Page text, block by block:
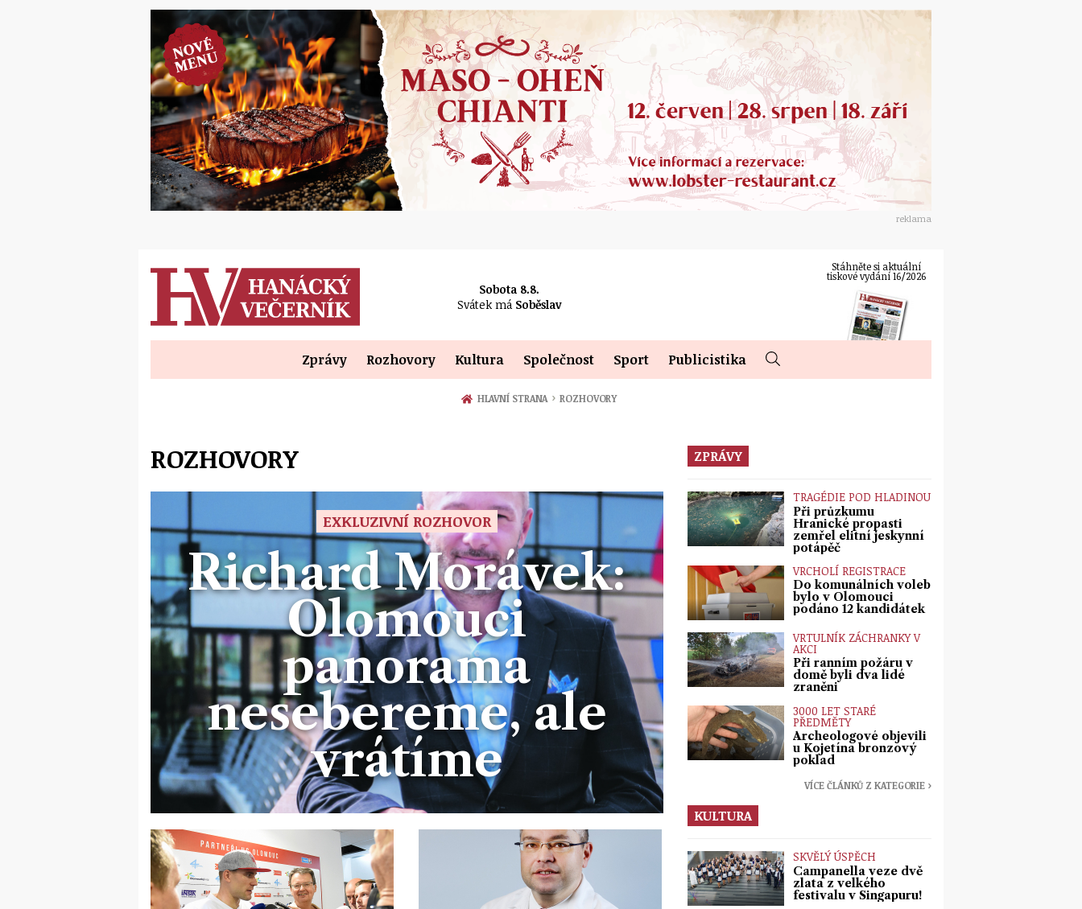
reklama
Sobota 8.8.
Svátek má Soběslav
Stáhněte si aktuální
tiskové vydání 16/2026
Zprávy Rozhovory Kultura Společnost Sport Publicistika
HLAVNÍ STRANA › ROZHOVORY
ROZHOVORY
EXKLUZIVNÍ ROZHOVOR
Richard Morávek:
Olomouci
panorama
nesebereme, ale
vrátíme
ZPRÁVY
TRAGÉDIE POD HLADINOU
Při průzkumu
Hranické propasti
zemřel elitní jeskynní
potápěč
VRCHOLÍ REGISTRACE
Do komunálních voleb
bylo v Olomouci
podáno 12 kandidátek
VRTULNÍK ZÁCHRANKY V
AKCI
Při ranním požáru v
domě byli dva lidé
zraněni
3000 LET STARÉ
PŘEDMĚTY
Archeologové objevili
u Kojetína bronzový
poklad
VÍCE ČLÁNKŮ Z KATEGORIE ›
KULTURA
SKVĚLÝ ÚSPĚCH
Campanella veze dvě
zlata z velkého
festivalu v Singapuru!